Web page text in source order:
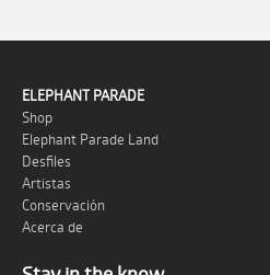
ELEPHANT PARADE
Shop
Elephant Parade Land
Desfiles
Artistas
Conservación
Acerca de